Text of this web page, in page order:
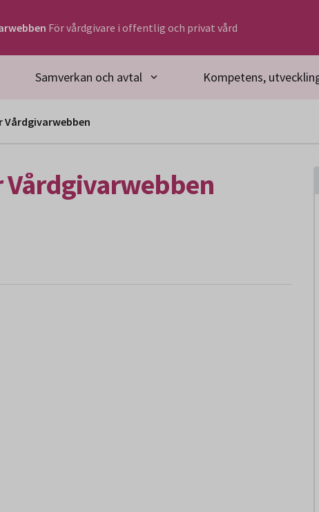
För vårdgivare i offentlig och privat vård
Samverkan och avtal Kompetens,
Vårdgivarwebben